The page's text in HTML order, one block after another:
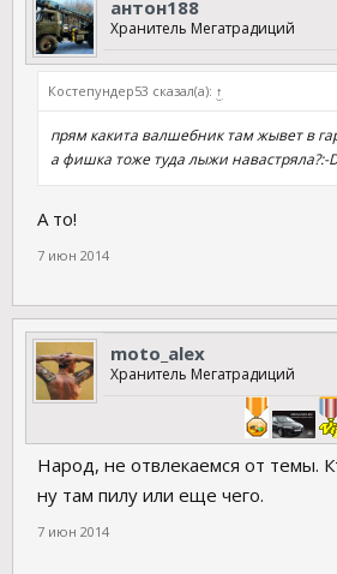
антон188
Хранитель Мегатрадиций
Костепундер53 сказал(а): ↑
прям какита валшебник там жывет в
а фишка тоже туда лыжи навастряла?:-
А то!
7 июн 2014
moto_alex
Хранитель Мегатрадиций
Народ, не отвлекаемся от темы.
ну там пилу или еще чего.
7 июн 2014